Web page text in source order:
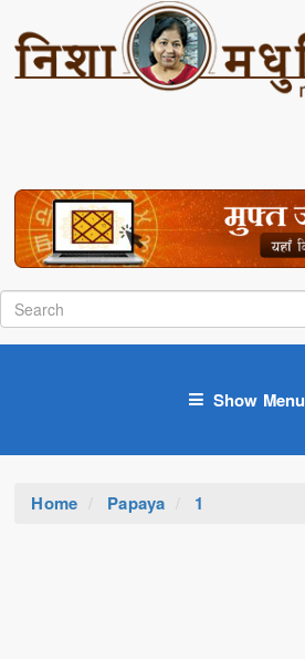
Show Menu
Home Papaya 1